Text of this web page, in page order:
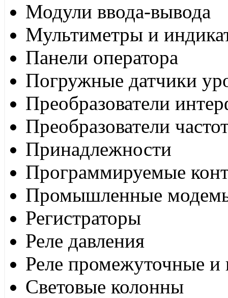
Модули ввода-вывода
Мультиметры и
Панели оператора
Погружные датчики
Преобразователи
Преобразователи
Принадлежности
Программируемые
Промышленные
Регистраторы
Реле давления
Реле промежуточные и
Световые колонны